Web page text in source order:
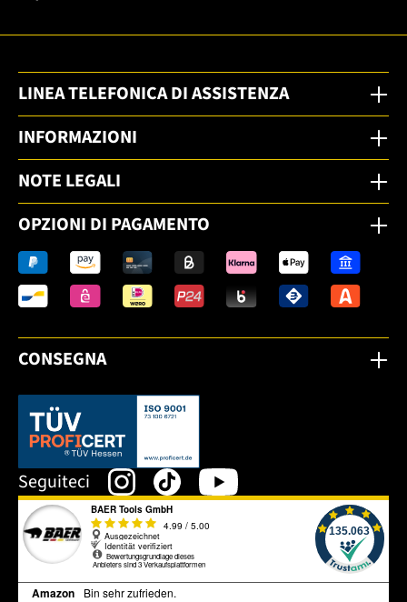
LINEA TELEFONICA DI ASSISTENZA
INFORMAZIONI
NOTE LEGALI
OPZIONI DI PAGAMENTO
CONSEGNA
Dieser Link öffnet sich in einem neuen Tab.
Seguiteci